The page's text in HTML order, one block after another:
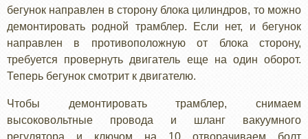
бегунок направлен в сторону блока цилиндров, то можно
демонтировать родной трамблер. Если нет, и бегунок
направлен в противоположную от блока сторону,
требуется провернуть двигатель еще на один оборот.
Теперь бегунок смотрит к двигателю.
Чтобы демонтировать трамблер, снимаем
высоковольтные провода и шланг вакуумного
регулятора и ключом на 10 отворачиваем болт